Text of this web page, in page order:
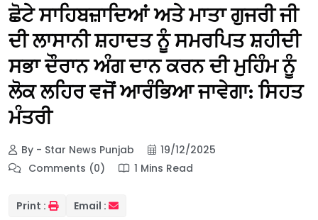
ਛੋਟੇ ਸਾਹਿਬਜ਼ਾਦਿਆਂ ਅਤੇ ਮਾਤਾ ਗੁਜਰੀ ਜੀ
ਦੀ ਲਾਸਾਨੀ ਸ਼ਹਾਦਤ ਨੂੰ ਸਮਰਪਿਤ ਸ਼ਹੀਦੀ
ਸਭਾ ਦੌਰਾਨ ਅੰਗ ਦਾਨ ਕਰਨ ਦੀ ਮੁਹਿੰਮ ਨੂੰ
ਲੋਕ ਲਹਿਰ ਵਜੋਂ ਆਰੰਭਿਆ ਜਾਵੇਗਾ: ਸਿਹਤ
ਮੰਤਰੀ
By - Star News Punjab
19/12/2025
Comments (0)
1 Mins Read
Print : Email :